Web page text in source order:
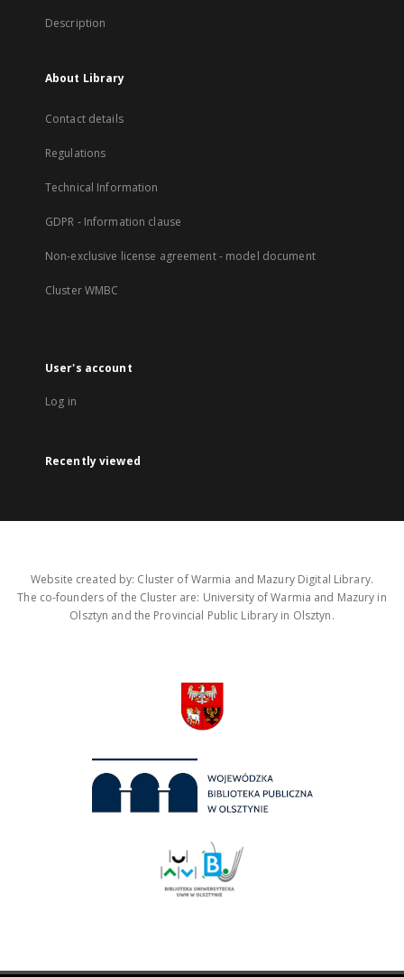
Description
About Library
Contact details
Regulations
Technical Information
GDPR - Information clause
Non-exclusive license agreement - model document
Cluster WMBC
User's account
Log in
Recently viewed
Website created by: Cluster of Warmia and Mazury Digital Library.
The co-founders of the Cluster are: University of Warmia and Mazury in
Olsztyn and the Provincial Public Library in Olsztyn.